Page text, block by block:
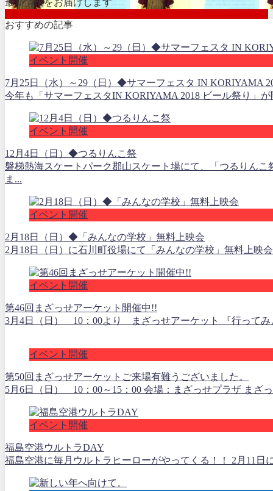
おすすめの記事
イベント開催
7月25日（水）～29（日）◆サマーフェスタ IN KORIYAMA
今年も「サマーフェスタIN KORIYAMA 2018 ビール祭り
イベント開催
12月4日（日）◆つるりんこ祭
磐梯熱海スケートパーク郡山スケート場にて、「つるりん
ま...
イベント開催
2月18日（日）◆「みんなの学校」無料上映会
2月18日（日）に石川町役場にて「みんなの学校」無料上映
イベント開催
第46回まざっせアーケット開催中!!
3月4日（日） 10：00より まざっせアーケット 『行ってみ
イベント開催
第50回まざっせアーケットご来場有難うございました。
5月6日（日） 10：00～15：00 会場：まざっせプラザ まざ
イベント開催
福島空港ウルトラDAY
福島空港に毎月ウルトラヒーローがやってくる！！ 2月11